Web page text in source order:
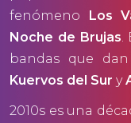
fenómeno
Los
Noche de Brujas.
bandas que
Kuervos del Sur y
2010s es una